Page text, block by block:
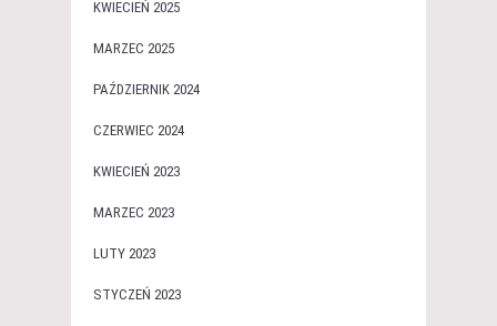
KWIECIEŃ 2025
MARZEC 2025
PAŹDZIERNIK 2024
CZERWIEC 2024
KWIECIEŃ 2023
MARZEC 2023
LUTY 2023
STYCZEŃ 2023